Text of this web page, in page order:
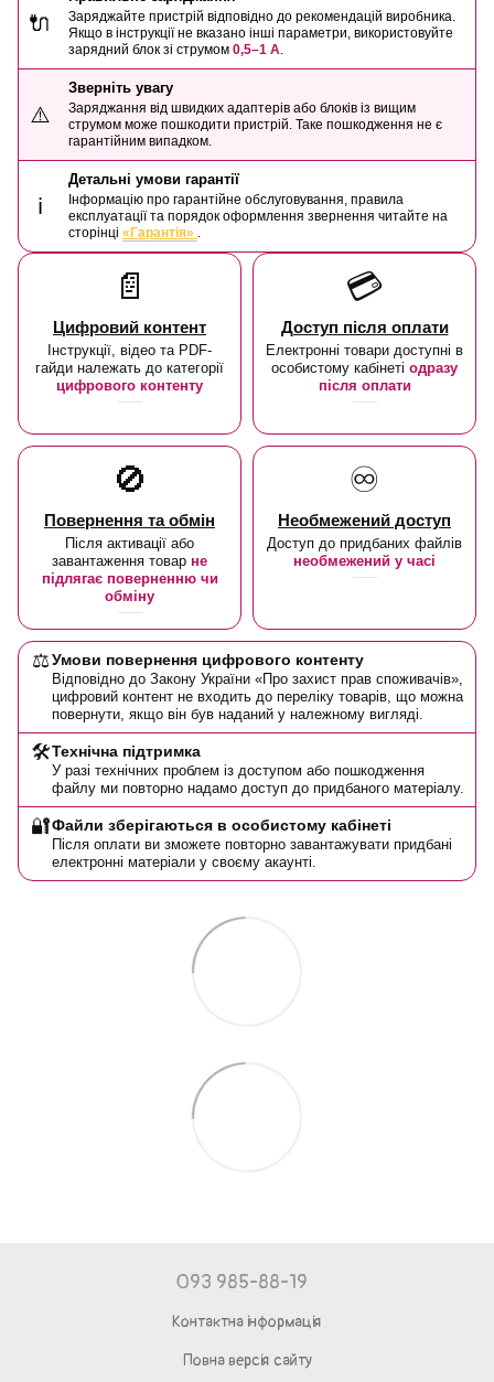
🔌
Заряджайте пристрій відповідно до рекомендацій виробника.
Якщо в інструкції не вказано інші параметри, використовуйте
зарядний блок зі струмом 0,5–1 А.
⚠️
Зверніть увагу
Заряджання від швидких адаптерів або блоків із вищим
струмом може пошкодити пристрій. Таке пошкодження не є
гарантійним випадком.
ℹ️
Детальні умови гарантії
Інформацію про гарантійне обслуговування, правила
експлуатації та порядок оформлення звернення читайте на
сторінці «Гарантія» .
📄
Цифровий контент
Інструкції, відео та PDF-
гайди належать до категорії
цифрового контенту
💳
Доступ після оплати
Електронні товари доступні в
особистому кабінеті одразу
після оплати
🚫
Повернення та обмін
Після активації або
завантаження товар не
підлягає поверненню чи
обміну
♾️
Необмежений доступ
Доступ до придбаних файлів
необмежений у часі
⚖️Умови повернення цифрового контенту
Відповідно до Закону України «Про захист прав споживачів»,
цифровий контент не входить до переліку товарів, що можна
повернути, якщо він був наданий у належному вигляді.
🛠️Технічна підтримка
У разі технічних проблем із доступом або пошкодження
файлу ми повторно надамо доступ до придбаного матеріалу.
🔐Файли зберігаються в особистому кабінеті
Після оплати ви зможете повторно завантажувати придбані
електронні матеріали у своєму акаунті.
093 985-88-19
Контактна інформація
Повна версія сайту